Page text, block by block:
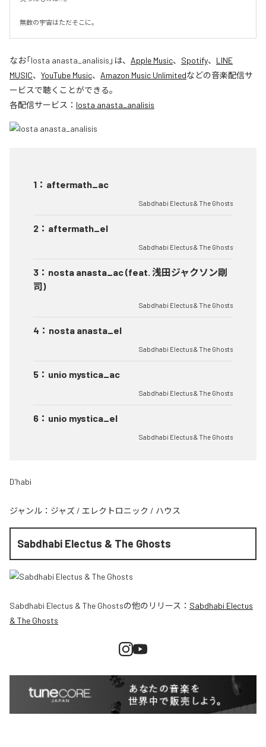
無数の宇宙はただそこに。
なお「losta anasta_analisis 」は、 Apple Music、 Spotify、 LINE
MUSIC、 YouTube Music、 Amazon Music Unlimitedなどの音楽配信サ
ービスで聴くことができる。
各配信サービス： losta anasta_analisis
1 ： aftermath_ac
Sabdhabi Electus & The Ghosts
2 ： aftermath_el
Sabdhabi Electus & The Ghosts
3 ： nosta anasta_ac (feat. 浅田ジャクソン剛
司)
Sabdhabi Electus & The Ghosts
4 ： nosta anasta_el
Sabdhabi Electus & The Ghosts
5 ： unio mystica_ac
Sabdhabi Electus & The Ghosts
6 ： unio mystica_el
Sabdhabi Electus & The Ghosts
D'habi
ジャンル： ジャズ / エレクトロニック / ハウス
Sabdhabi Electus & The Ghosts
Sabdhabi Electus & The Ghostsの他のリリース： Sabdhabi Electus
& The Ghosts